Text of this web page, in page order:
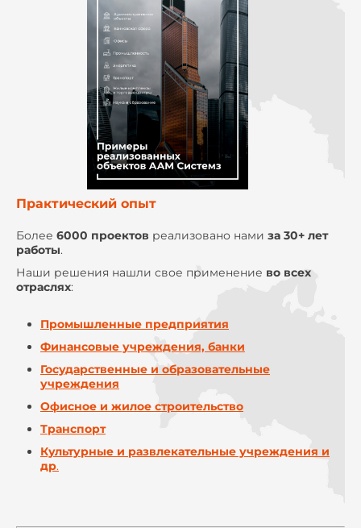
Практический опыт
Более 6000 проектов реализовано нами за 30+ лет
работы.
Наши решения нашли свое применение во всех
отраслях:
Промышленные предприятия
Финансовые учреждения, банки
Государственные и образовательные
учреждения
Офисное и жилое строительство
Транспорт
Культурные и развлекательные учреждения и
др.